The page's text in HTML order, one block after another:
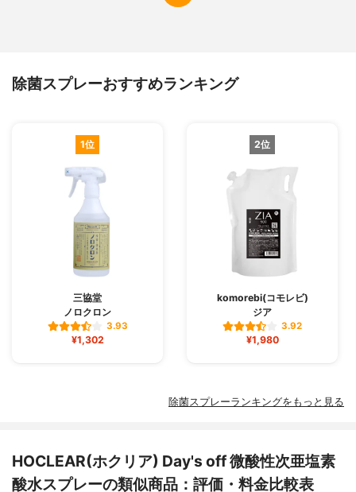
除菌スプレーおすすめランキング
1位
三協堂
ノロクロン
3.93
¥1,302
2位
komorebi(コモレビ)
ジア
3.92
¥1,980
除菌スプレーランキングをもっと見る
HOCLEAR(ホクリア) Day's off 微酸性次亜塩素
酸水スプレーの類似商品：評価・料金比較表